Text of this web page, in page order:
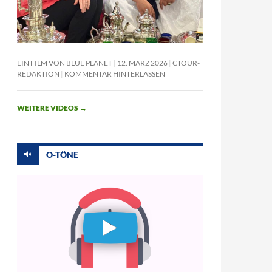
EIN FILM VON BLUE PLANET 12. MÄRZ 2026 CTOUR-
REDAKTION
KOMMENTAR HINTERLASSEN
WEITERE VIDEOS →
O-TÖNE